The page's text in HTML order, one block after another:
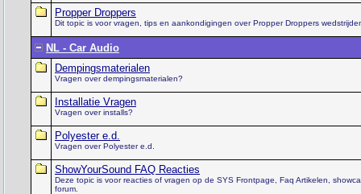
Propper Droppers
Dit topic is voor vragen, tips en aankondigingen over Propper Droppers
NL - Car Audio
Dempingsmaterialen
Vragen over dempingsmaterialen?
Installatie Vragen
Vragen over installs?
Polyester e.d.
Vragen over Polyester e.d.
ShowYourSound FAQ Reacties
Deze topic is voor reacties of vragen op de SYS Frontpage, Faq Artikelen,
forum.